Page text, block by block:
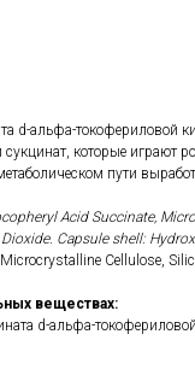
d-альфа-токофериловой
которые играют
пути
Acid Succinate,
Capsule shell:
Microcrystalline Cellulose,
веществах:
d-альфа-